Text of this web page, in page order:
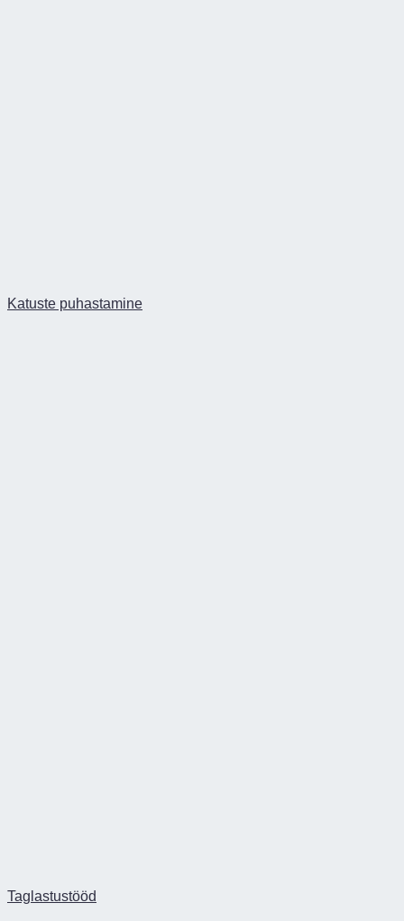
Katuste puhastamine
Taglastustööd